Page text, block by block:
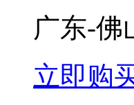
广东-佛
立即购